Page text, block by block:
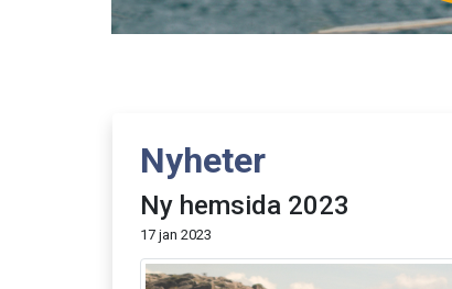
Nyheter
Ny hemsida 2023
17 jan 2023